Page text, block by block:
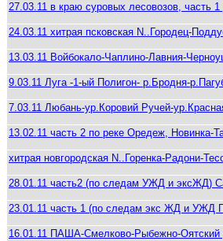
27.03.11 в краю суровых лесовозов, часть
24.03.11 хитрая псковская N..Городец-
13.03.11 Войбокало-Чаплино-Лавния-
9.03.11 Луга -1-ый Полигон- р.Бродня-
7.03.11 Любань-ур.Коровий Ручей-
13.02.11 часть 2 по реке Оредеж, Новинка-
хитрая новгородская N..Горенка-Радони-
28.01.11 часть2 (по следам УЖД и эксЖД)
23.01.11 часть 1 (по следам экс ЖД и УЖД
16.01.11 ПАША-Смелково-Рыбежно-